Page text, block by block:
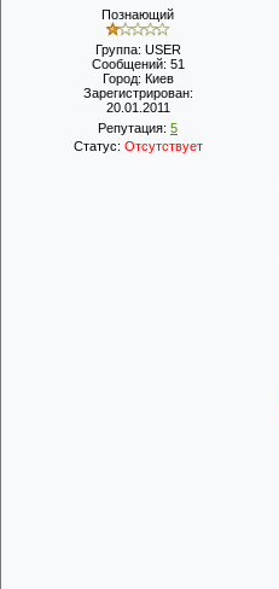
Познающий
Группа: USER
Сообщений: 51
Город: Киев
Зарегистрирован:
20.01.2011
Репутация: 5
Статус: Отсутствует